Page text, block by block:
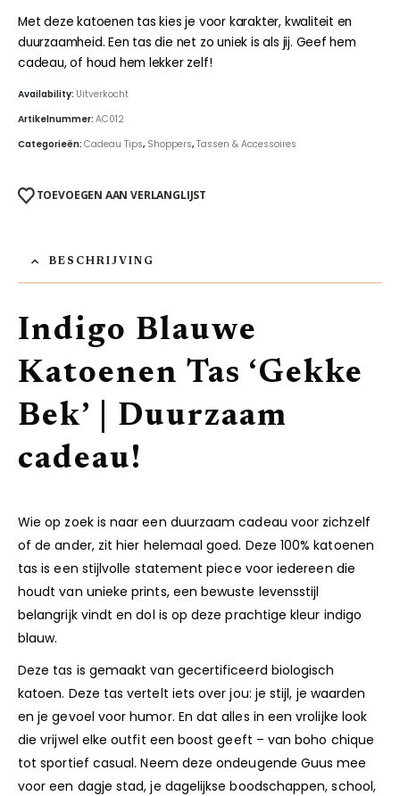
Met deze katoenen tas kies je voor karakter, kwaliteit en
duurzaamheid. Een tas die net zo uniek is als jij. Geef hem
cadeau, of houd hem lekker zelf!
Availability: Uitverkocht
Artikelnummer: AC012
Categorieën: Cadeau Tips, Shoppers, Tassen & Accessoires
TOEVOEGEN AAN VERLANGLIJST
BESCHRIJVING
Indigo Blauwe
Katoenen Tas ‘Gekke
Bek’ | Duurzaam
cadeau!
Wie op zoek is naar een duurzaam cadeau voor zichzelf
of de ander, zit hier helemaal goed. Deze 100% katoenen
tas is een stijlvolle statement piece voor iedereen die
houdt van unieke prints, een bewuste levensstijl
belangrijk vindt en dol is op deze prachtige kleur indigo
blauw.
Deze tas is gemaakt van gecertificeerd biologisch
katoen. Deze tas vertelt iets over jou: je stijl, je waarden
en je gevoel voor humor. En dat alles in een vrolijke look
die vrijwel elke outfit een boost geeft – van boho chique
tot sportief casual. Neem deze ondeugende Guus mee
voor een dagje stad, je dagelijkse boodschappen, school,